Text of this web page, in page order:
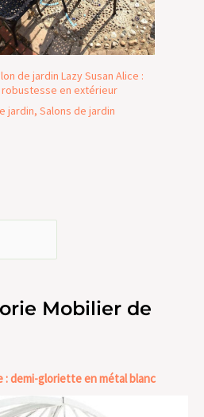
de jardin Lazy Susan Alice :
en extérieur
jardin, Salons de jardin
Mobilier de
: demi-gloriette en métal blanc